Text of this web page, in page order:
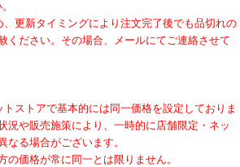
更新タイミングにより注文完了後でも品切れの
ください。その場合、メールにてご連絡させて
ストアで基本的には同一価格を設定しておりま
況や販売施策により、一時的に店舗限定・ネッ
なる場合がございます。
の価格が常に同一とは限りません。